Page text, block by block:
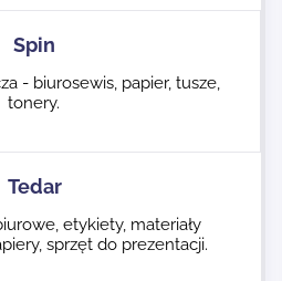
Spin
- biurosewis, papier, tusze,
tonery.
Tedar
etykiety, materiały
sprzęt do prezentacji.